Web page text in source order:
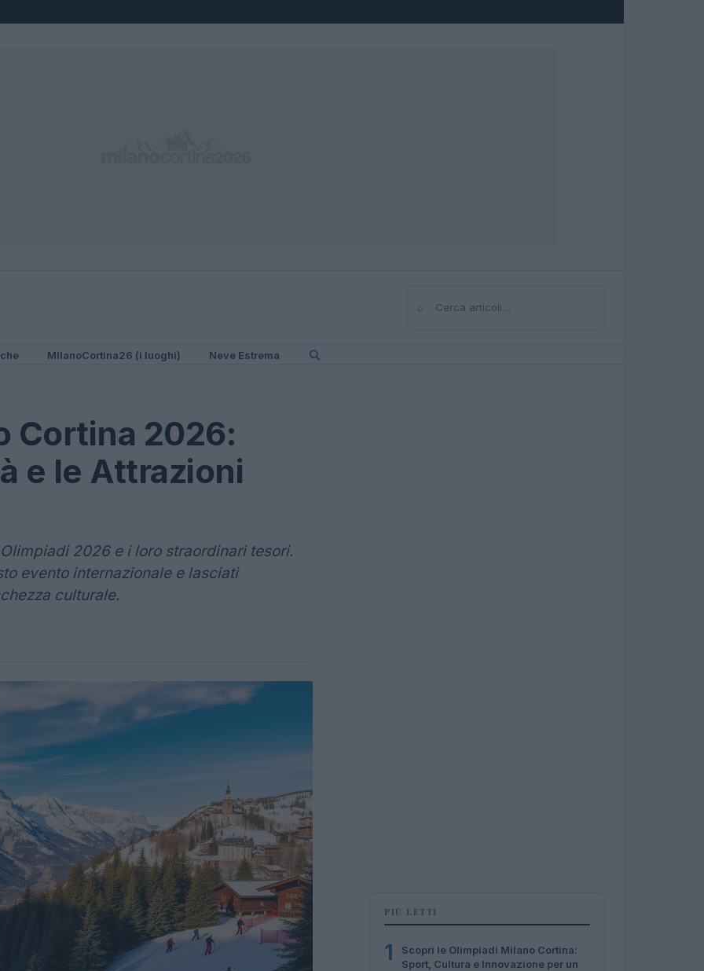
⌕Cerca
MIlanoCortina26 (i luoghi) Neve Estrema
Cortina 2026:
e le Attrazioni
2026 e i loro straordinari tesori.
evento internazionale e lasciati
culturale.
PIÙ LETTI
1
Scopri le Olimpiadi Milano Cortina:
Sport, Cultura e Innovazione per un